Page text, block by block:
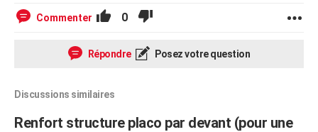
Commenter 0
Répondre Posez votre question
Discussions similaires
Renfort structure placo par devant (pour une